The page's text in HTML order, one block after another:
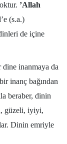
’Allah
(s.a.)
de içine
inanmaya da
inanç bağından
beraber, dinin
güzeli, iyiyi,
Dinin emriyle